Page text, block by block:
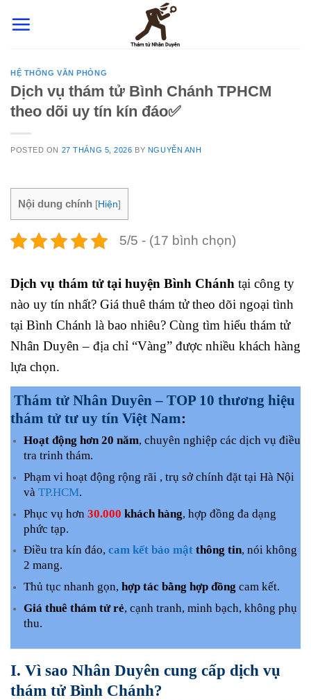
HỆ THỐNG VĂN PHÒNG
Dịch vụ thám tử Bình Chánh TPHCM
theo dõi uy tín kín đáo✅
POSTED ON 27 THÁNG 5, 2026 BY NGUYỄN ANH
Nội dung chính [Hiện]
5/5 - (17 bình chọn)
Dịch vụ thám tử tại huyện Bình Chánh tại công ty
nào uy tín nhất? Giá thuê thám tử theo dõi ngoại tình
tại Bình Chánh là bao nhiêu? Cùng tìm hiểu thám tử
Nhân Duyên – địa chỉ “Vàng” được nhiều khách hàng
lựa chọn.
Thám tử Nhân Duyên – TOP 10 thương hiệu
thám tử tư uy tín Việt Nam:
Hoạt động hơn 20 năm, chuyên nghiệp các dịch vụ điều
tra trinh thám.
Phạm vi hoạt động rộng rãi , trụ sở chính đặt tại Hà Nội
và TP.HCM.
Phục vụ hơn 30.000 khách hàng, hợp đồng đa dạng
phức tạp.
Điều tra kín đáo, cam kết bảo mậtthông tin, nói không
2 mang.
Thủ tục nhanh gọn, hợp tác bằng hợp đồng cam kết.
Giá thuê thám tử rẻ, cạnh tranh, minh bạch, không phụ
thu.
I. Vì sao Nhân Duyên cung cấp dịch vụ
thám tử Bình Chánh?